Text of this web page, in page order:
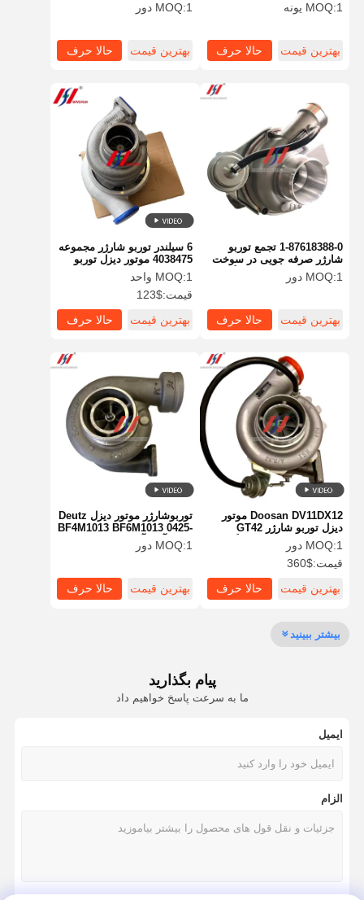
خانه محصولات
نمایش واقعیت
مجازی
بازدید از
کنترل کیفیت تماس با ما اخبار
راندمان سوخت
MOQ:1 یونه
بهترین قیمت
حالا حرف
MOQ:1 دور
بهترین قیمت
حالا حرف
1-87618388-0 تجمع توربو
شارژر صرفه جویی در سوخت
موتور ایسوزو توربو ماندگار
MOQ:1 دور
بهترین قیمت
حالا حرف
6 سیلندر توربو شارژر مجموعه
4038475 موتور دیزل توربو
شارژر
MOQ:1 واحد
قیمت:$123
بهترین قیمت
حالا حرف
Doosan DV11DX12 موتور
دیزل توربو شارژر GT42
753834-0008 مقاوم به گرما
MOQ:1 دور
قیمت:$360
بهترین قیمت
حالا حرف
توربوشارژر موتور دیزل Deutz
BF4M1013 BF6M1013 0425-
9315 آلیاژ آلومینیوم
MOQ:1 دور
بهترین قیمت
حالا حرف
بیشتر ببینید
پیام بگذارید
ما به سرعت پاسخ خواهیم داد
ایمیل
الزام